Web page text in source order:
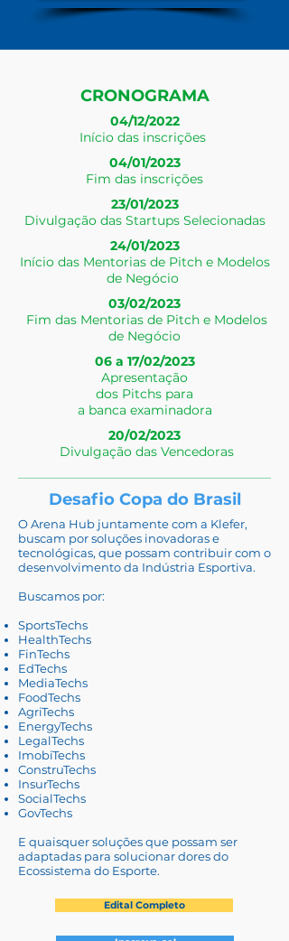
CRONOGRAMA
04/12/2022
Início das inscrições
04/01/2023
Fim das inscrições
23/01/2023
Divulgação das Startups Selecionadas
24/01/2023
Início das Mentorias de Pitch e Modelos
de Negócio
03/02/2023
Fim das Mentorias de Pitch e Modelos
de Negócio
06 a 17/02/2023
Apresentação
dos Pitchs para
a banca examinadora
20/02/2023
Divulgação das Vencedoras
Desafio Copa do Brasil
O Arena Hub juntamente com a Klefer,
buscam por soluções inovadoras e
tecnológicas, que possam contribuir com o
desenvolvimento da Indústria Esportiva.
Buscamos por:
SportsTechs
HealthTechs
FinTechs
EdTechs
MediaTechs
FoodTechs
AgriTechs
EnergyTechs
LegalTechs
ImobiTechs
ConstruTechs
InsurTechs
SocialTechs
GovTechs
E quaisquer soluções que possam ser
adaptadas para solucionar dores do
Ecossistema do Esporte.
Edital Completo